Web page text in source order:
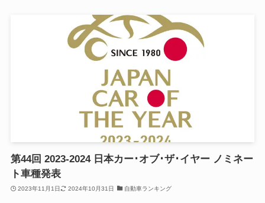
第44回 2023-2024 日本カー･オブ･ザ･イヤー ノミネー
ト車種発表
2023年11月1日 2024年10月31日 自動車ランキング